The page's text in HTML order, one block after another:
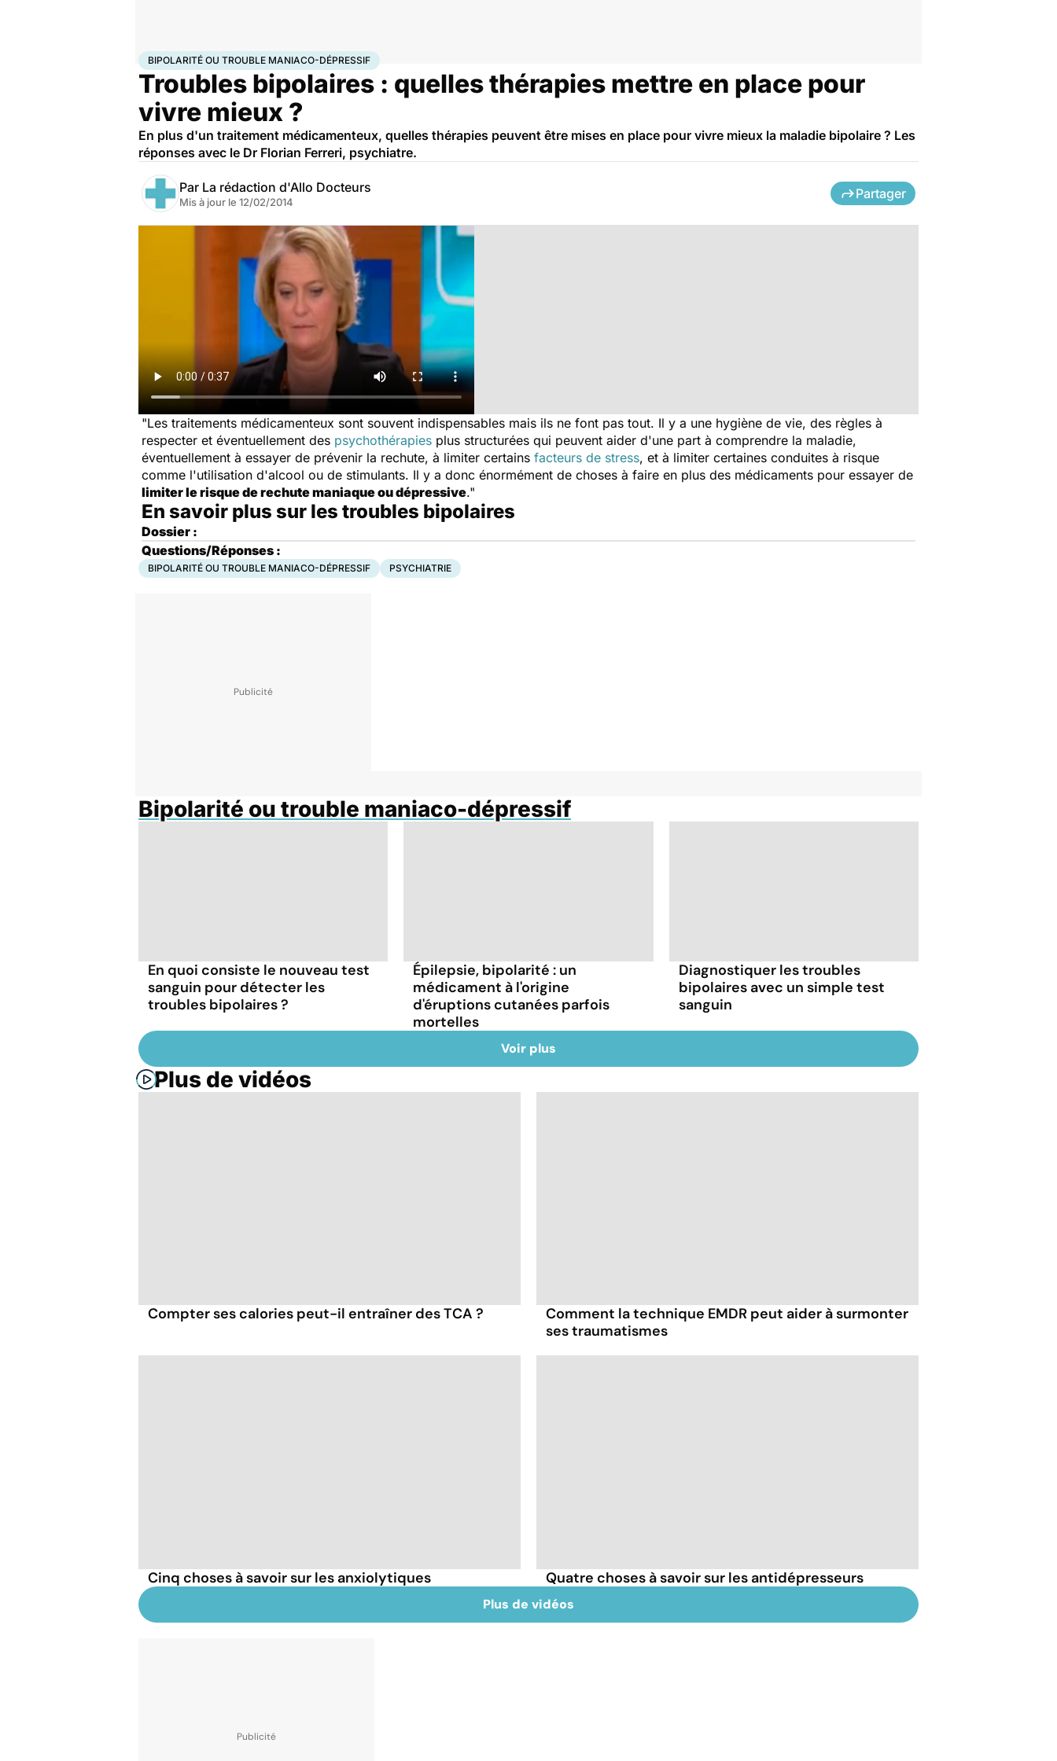
AccueilBien-êtrePsychoBipolarité ou trouble maniaco-dépressif
BIPOLARITÉ OU TROUBLE MANIACO-DÉPRESSIF
Troubles bipolaires : quelles thérapies mettre en place pour
vivre mieux ?
En plus d'un traitement médicamenteux, quelles thérapies peuvent être mises en place pour vivre mieux la maladie bipolaire ? Les
réponses avec le Dr Florian Ferreri, psychiatre.
Par La rédaction d'Allo Docteurs
Mis à jour le 12/02/2014
Partager
"Les traitements médicamenteux sont souvent indispensables mais ils ne font pas tout. Il y a une hygiène de vie, des règles à
respecter et éventuellement des psychothérapies plus structurées qui peuvent aider d'une part à comprendre la maladie,
éventuellement à essayer de prévenir la rechute, à limiter certains facteurs de stress, et à limiter certaines conduites à risque
comme l'utilisation d'alcool ou de stimulants. Il y a donc énormément de choses à faire en plus des médicaments pour essayer de
limiter le risque de rechute maniaque ou dépressive."
En savoir plus sur les troubles bipolaires
Dossier :
Questions/Réponses :
BIPOLARITÉ OU TROUBLE MANIACO-DÉPRESSIF PSYCHIATRIE
Bipolarité ou trouble maniaco-dépressif
En quoi consiste le nouveau test
sanguin pour détecter les
troubles bipolaires ?
Épilepsie, bipolarité : un
médicament à l'origine
d'éruptions cutanées parfois
mortelles
Diagnostiquer les troubles
bipolaires avec un simple test
sanguin
Voir plus
Plus de vidéos
Compter ses calories peut-il entraîner des TCA ?
Comment la technique EMDR peut aider à surmonter
ses traumatismes
Cinq choses à savoir sur les anxiolytiques Quatre choses à savoir sur les antidépresseurs
Plus de vidéos